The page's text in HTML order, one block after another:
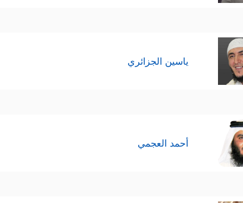
ياسين الجزائري
أحمد العجمي